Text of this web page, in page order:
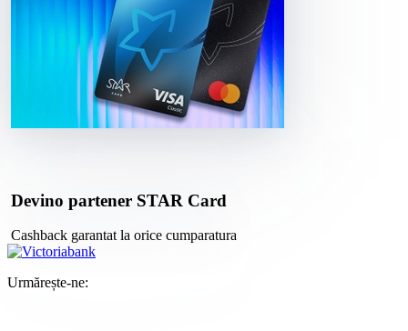
Devino partener STAR Card
Cashback garantat la orice cumparatura
Urmărește-ne: